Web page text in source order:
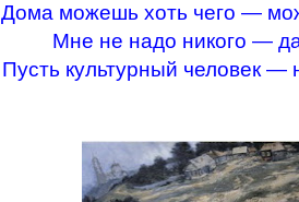
Дома можешь хоть чего —
Мне не надо никого —
Пусть культурный человек —